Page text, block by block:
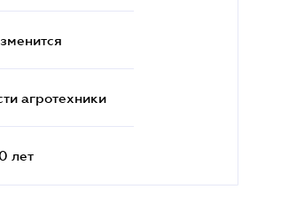
агротехники
лет